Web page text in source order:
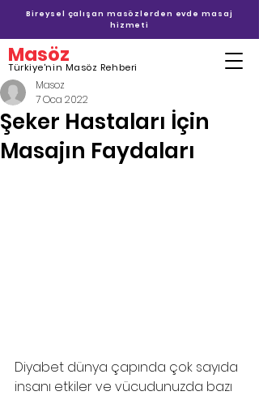
Bireysel çalışan masözlerden evde masaj
hizmeti
Masöz
Türkiye'nin Masöz Rehberi
Şeker Hastaları İçin
Masajın Faydaları
Masoz
7 Oca 2022
Diyabet dünya çapında çok sayıda
insanı etkiler ve vücudunuzda bazı